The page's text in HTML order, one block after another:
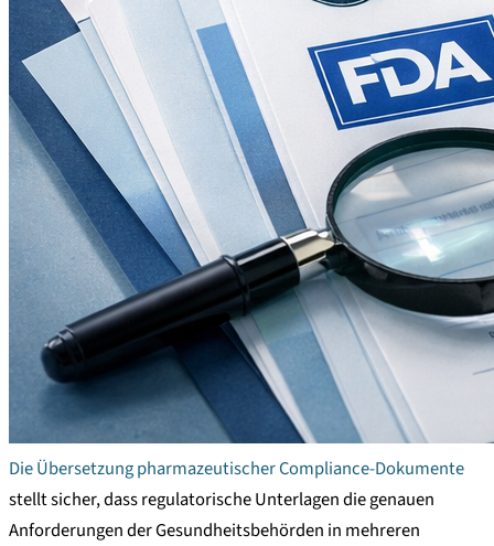
Die Übersetzung pharmazeutischer Compliance-Dokumente
stellt sicher, dass regulatorische Unterlagen die genauen
Anforderungen der Gesundheitsbehörden in mehreren